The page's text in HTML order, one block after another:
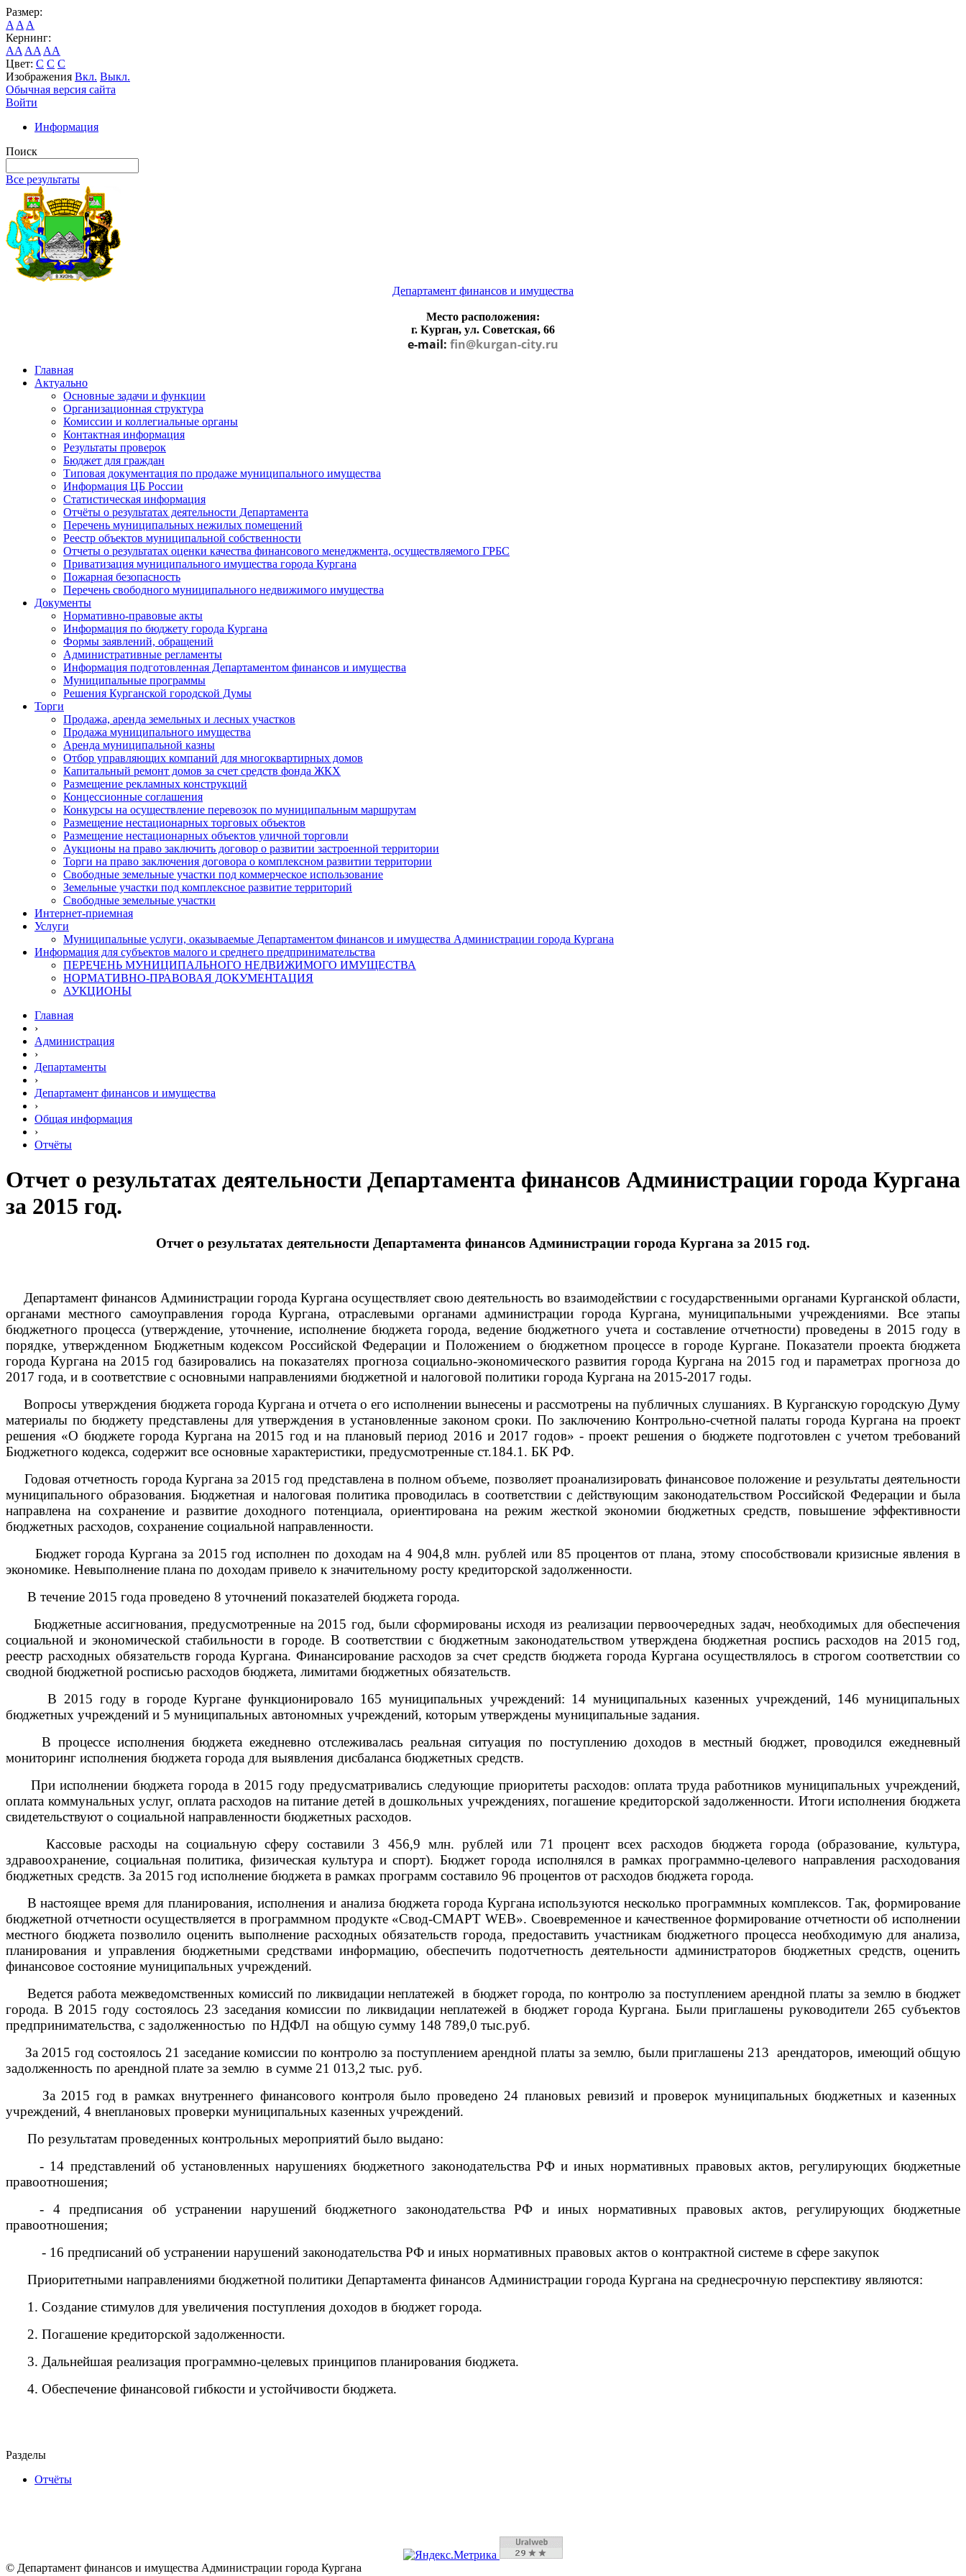
Размер:
A A A
Кернинг:
AA AA AA
Цвет: C C C
Изображения Вкл. Выкл.
Обычная версия сайта
Войти
Информация
Поиск
Все результаты
Департамент финансов и имущества
Место расположения:
г. Курган, ул. Советская, 66
e-mail: fin@kurgan-city.ru
Главная
Актуально
Основные задачи и функции
Организационная структура
Комиссии и коллегиальные органы
Контактная информация
Результаты проверок
Бюджет для граждан
Типовая документация по продаже муниципального имущества
Информация ЦБ России
Статистическая информация
Отчёты о результатах деятельности Департамента
Перечень муниципальных нежилых помещений
Реестр объектов муниципальной собственности
Отчеты о результатах оценки качества финансового менеджмента, осуществляемого ГРБС
Приватизация муниципального имущества города Кургана
Пожарная безопасность
Перечень свободного муниципального недвижимого имущества
Документы
Нормативно-правовые акты
Информация по бюджету города Кургана
Формы заявлений, обращений
Административные регламенты
Информация подготовленная Департаментом финансов и имущества
Муниципальные программы
Решения Курганской городской Думы
Торги
Продажа, аренда земельных и лесных участков
Продажа муниципального имущества
Аренда муниципальной казны
Отбор управляющих компаний для многоквартирных домов
Капитальный ремонт домов за счет средств фонда ЖКХ
Размещение рекламных конструкций
Концессионные соглашения
Конкурсы на осуществление перевозок по муниципальным маршрутам
Размещение нестационарных торговых объектов
Размещение нестационарных объектов уличной торговли
Аукционы на право заключить договор о развитии застроенной территории
Торги на право заключения договора о комплексном развитии территории
Свободные земельные участки под коммерческое использование
Земельные участки под комплексное развитие территорий
Свободные земельные участки
Интернет-приемная
Услуги
Муниципальные услуги, оказываемые Департаментом финансов и имущества Администрации города Кургана
Информация для субъектов малого и среднего предпринимательства
ПЕРЕЧЕНЬ МУНИЦИПАЛЬНОГО НЕДВИЖИМОГО ИМУЩЕСТВА
НОРМАТИВНО-ПРАВОВАЯ ДОКУМЕНТАЦИЯ
АУКЦИОНЫ
Главная
›
Администрация
›
Департаменты
›
Департамент финансов и имущества
›
Общая информация
›
Отчёты
Отчет о результатах деятельности Департамента финансов Администрации города Кургана
за 2015 год.
Отчет о результатах деятельности Департамента финансов Администрации города Кургана за 2015 год.
Департамент финансов Администрации города Кургана осуществляет свою деятельность во взаимодействии с государственными органами Курганской области,
органами местного самоуправления города Кургана, отраслевыми органами администрации города Кургана, муниципальными учреждениями. Все этапы
бюджетного процесса (утверждение, уточнение, исполнение бюджета города, ведение бюджетного учета и составление отчетности) проведены в 2015 году в
порядке, утвержденном Бюджетным кодексом Российской Федерации и Положением о бюджетном процессе в городе Кургане. Показатели проекта бюджета
города Кургана на 2015 год базировались на показателях прогноза социально-экономического развития города Кургана на 2015 год и параметрах прогноза до
2017 года, и в соответствие с основными направлениями бюджетной и налоговой политики города Кургана на 2015-2017 годы.
Вопросы утверждения бюджета города Кургана и отчета о его исполнении вынесены и рассмотрены на публичных слушаниях. В Курганскую городскую Думу
материалы по бюджету представлены для утверждения в установленные законом сроки. По заключению Контрольно-счетной палаты города Кургана на проект
решения «О бюджете города Кургана на 2015 год и на плановый период 2016 и 2017 годов» - проект решения о бюджете подготовлен с учетом требований
Бюджетного кодекса, содержит все основные характеристики, предусмотренные ст.184.1. БК РФ.
Годовая отчетность города Кургана за 2015 год представлена в полном объеме, позволяет проанализировать финансовое положение и результаты деятельности
муниципального образования. Бюджетная и налоговая политика проводилась в соответствии с действующим законодательством Российской Федерации и была
направлена на сохранение и развитие доходного потенциала, ориентирована на режим жесткой экономии бюджетных средств, повышение эффективности
бюджетных расходов, сохранение социальной направленности.
Бюджет города Кургана за 2015 год исполнен по доходам на 4 904,8 млн. рублей или 85 процентов от плана, этому способствовали кризисные явления в
экономике. Невыполнение плана по доходам привело к значительному росту кредиторской задолженности.
В течение 2015 года проведено 8 уточнений показателей бюджета города.
Бюджетные ассигнования, предусмотренные на 2015 год, были сформированы исходя из реализации первоочередных задач, необходимых для обеспечения
социальной и экономической стабильности в городе. В соответствии с бюджетным законодательством утверждена бюджетная роспись расходов на 2015 год,
реестр расходных обязательств города Кургана. Финансирование расходов за счет средств бюджета города Кургана осуществлялось в строгом соответствии со
сводной бюджетной росписью расходов бюджета, лимитами бюджетных обязательств.
В 2015 году в городе Кургане функционировало 165 муниципальных учреждений: 14 муниципальных казенных учреждений, 146 муниципальных
бюджетных учреждений и 5 муниципальных автономных учреждений, которым утверждены муниципальные задания.
В процессе исполнения бюджета ежедневно отслеживалась реальная ситуация по поступлению доходов в местный бюджет, проводился ежедневный
мониторинг исполнения бюджета города для выявления дисбаланса бюджетных средств.
При исполнении бюджета города в 2015 году предусматривались следующие приоритеты расходов: оплата труда работников муниципальных учреждений,
оплата коммунальных услуг, оплата расходов на питание детей в дошкольных учреждениях, погашение кредиторской задолженности. Итоги исполнения бюджета
свидетельствуют о социальной направленности бюджетных расходов.
Кассовые расходы на социальную сферу составили 3 456,9 млн. рублей или 71 процент всех расходов бюджета города (образование, культура,
здравоохранение, социальная политика, физическая культура и спорт). Бюджет города исполнялся в рамках программно-целевого направления расходования
бюджетных средств. За 2015 год исполнение бюджета в рамках программ составило 96 процентов от расходов бюджета города.
В настоящее время для планирования, исполнения и анализа бюджета города Кургана используются несколько программных комплексов. Так, формирование
бюджетной отчетности осуществляется в программном продукте «Свод-СМАРТ WEB». Своевременное и качественное формирование отчетности об исполнении
местного бюджета позволило оценить выполнение расходных обязательств города, предоставить участникам бюджетного процесса необходимую для анализа,
планирования и управления бюджетными средствами информацию, обеспечить подотчетность деятельности администраторов бюджетных средств, оценить
финансовое состояние муниципальных учреждений.
Ведется работа межведомственных комиссий по ликвидации неплатежей в бюджет города, по контролю за поступлением арендной платы за землю в бюджет
города. В 2015 году состоялось 23 заседания комиссии по ликвидации неплатежей в бюджет города Кургана. Были приглашены руководители 265 субъектов
предпринимательства, с задолженностью по НДФЛ на общую сумму 148 789,0 тыс.руб.
За 2015 год состоялось 21 заседание комиссии по контролю за поступлением арендной платы за землю, были приглашены 213 арендаторов, имеющий общую
задолженность по арендной плате за землю в сумме 21 013,2 тыс. руб.
За 2015 год в рамках внутреннего финансового контроля было проведено 24 плановых ревизий и проверок муниципальных бюджетных и казенных
учреждений, 4 внеплановых проверки муниципальных казенных учреждений.
По результатам проведенных контрольных мероприятий было выдано:
- 14 представлений об установленных нарушениях бюджетного законодательства РФ и иных нормативных правовых актов, регулирующих бюджетные
правоотношения;
- 4 предписания об устранении нарушений бюджетного законодательства РФ и иных нормативных правовых актов, регулирующих бюджетные
правоотношения;
- 16 предписаний об устранении нарушений законодательства РФ и иных нормативных правовых актов о контрактной системе в сфере закупок
Приоритетными направлениями бюджетной политики Департамента финансов Администрации города Кургана на среднесрочную перспективу являются:
1. Создание стимулов для увеличения поступления доходов в бюджет города.
2. Погашение кредиторской задолженности.
3. Дальнейшая реализация программно-целевых принципов планирования бюджета.
4. Обеспечение финансовой гибкости и устойчивости бюджета.
Разделы
Отчёты
© Департамент финансов и имущества Администрации города Кургана